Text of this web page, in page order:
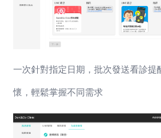
一次針對指定日期，批次發送看診提
懷，輕鬆掌握不同需求